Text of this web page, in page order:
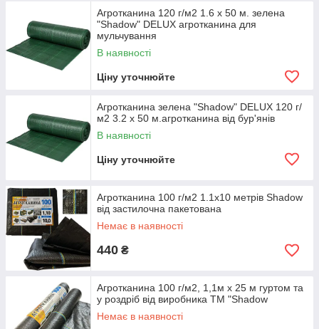
Агротканина 120 г/м2 1.6 х 50 м. зелена
"Shadow" DELUX агротканина для
мульчування
В наявності
Ціну уточнюйте
Агротканина зелена "Shadow" DELUX 120 г/
м2 3.2 х 50 м.агротканина від бур'янів
В наявності
Ціну уточнюйте
Агротканина 100 г/м2 1.1х10 метрів Shadow
від застилочна пакетована
Немає в наявності
440 ₴
Агротканина 100 г/м2, 1,1м х 25 м гуртом та
у роздріб від виробника ТМ "Shadow
Немає в наявності